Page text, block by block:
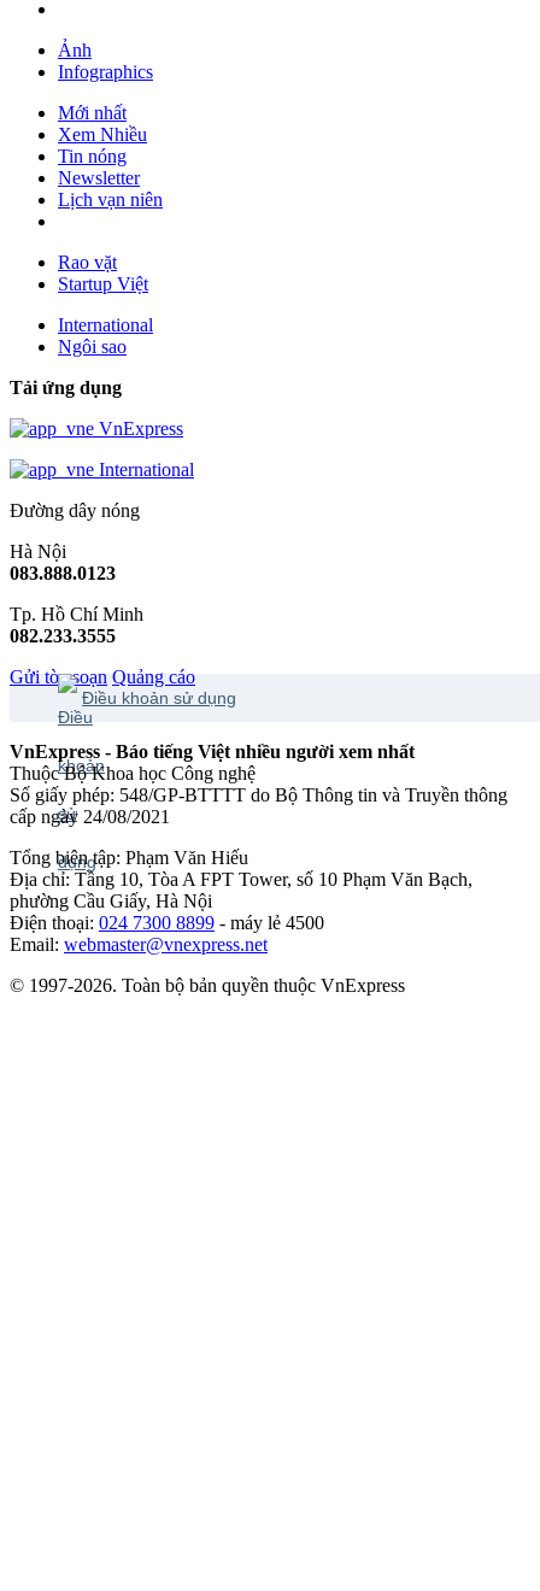
Ảnh
Infographics
Mới nhất
Xem Nhiều
Tin nóng
Newsletter
Lịch vạn niên
Rao vặt
Startup Việt
International
Ngôi sao
Tải ứng dụng
VnExpress
International
Đường dây nóng
Hà Nội
083.888.0123
Tp. Hồ Chí Minh
082.233.3555
Gửi tòa soạn Quảng cáo
Điều khoản sử dụng
VnExpress - Báo tiếng Việt nhiều người xem nhất
Thuộc Bộ Khoa học Công nghệ
Số giấy phép: 548/GP-BTTTT do Bộ Thông tin và Truyền thông
cấp ngày 24/08/2021
Tổng biên tập: Phạm Văn Hiếu
Địa chỉ: Tầng 10, Tòa A FPT Tower, số 10 Phạm Văn Bạch,
phường Cầu Giấy, Hà Nội
Điện thoại: 024 7300 8899 - máy lẻ 4500
Email: webmaster@vnexpress.net
© 1997-2026. Toàn bộ bản quyền thuộc VnExpress